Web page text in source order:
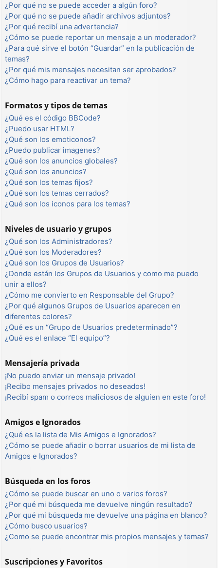
¿Por qué no se puede acceder a algún foro?
¿Por qué no se puede añadir archivos adjuntos?
¿Por qué recibí una advertencia?
¿Cómo se puede reportar un mensaje a un moderador?
¿Para qué sirve el botón “Guardar” en la publicación de
temas?
¿Por qué mis mensajes necesitan ser aprobados?
¿Cómo hago para reactivar un tema?
Formatos y tipos de temas
¿Qué es el código BBCode?
¿Puedo usar HTML?
¿Qué son los emoticonos?
¿Puedo publicar imagenes?
¿Qué son los anuncios globales?
¿Qué son los anuncios?
¿Qué son los temas fijos?
¿Qué son los temas cerrados?
¿Qué son los iconos para los temas?
Niveles de usuario y grupos
¿Qué son los Administradores?
¿Qué son los Moderadores?
¿Qué son los Grupos de Usuarios?
¿Donde están los Grupos de Usuarios y como me puedo
unir a ellos?
¿Cómo me convierto en Responsable del Grupo?
¿Por qué algunos Grupos de Usuarios aparecen en
diferentes colores?
¿Qué es un “Grupo de Usuarios predeterminado”?
¿Qué es el enlace “El equipo”?
Mensajería privada
¡No puedo enviar un mensaje privado!
¡Recibo mensajes privados no deseados!
¡Recibí spam o correos maliciosos de alguien en este foro!
Amigos e Ignorados
¿Qué es la lista de Mis Amigos e Ignorados?
¿Cómo se puede añadir o borrar usuarios de mi lista de
Amigos e Ignorados?
Búsqueda en los foros
¿Cómo se puede buscar en uno o varios foros?
¿Por qué mi búsqueda me devuelve ningún resultado?
¿Por qué mi búsqueda me devuelve una página en blanco?
¿Cómo busco usuarios?
¿Como se puede encontrar mis propios mensajes y temas?
Suscripciones y Favoritos